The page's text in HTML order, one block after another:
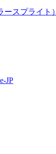
ースプライト）
JP